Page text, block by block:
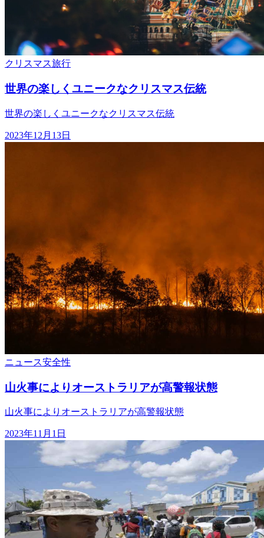
クリスマス旅行
世界の楽しくユニークなクリスマス伝統
世界の楽しくユニークなクリスマス伝統
2023年12月13日
ニュース安全性
山火事によりオーストラリアが高警報状態
山火事によりオーストラリアが高警報状態
2023年11月1日